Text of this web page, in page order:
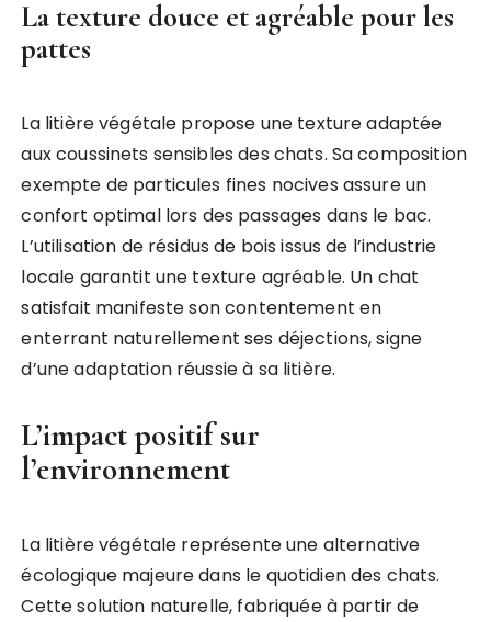
La texture douce et agréable pour les
pattes
La litière végétale propose une texture adaptée
aux coussinets sensibles des chats. Sa composition
exempte de particules fines nocives assure un
confort optimal lors des passages dans le bac.
L’utilisation de résidus de bois issus de l’industrie
locale garantit une texture agréable. Un chat
satisfait manifeste son contentement en
enterrant naturellement ses déjections, signe
d’une adaptation réussie à sa litière.
L’impact positif sur
l’environnement
La litière végétale représente une alternative
écologique majeure dans le quotidien des chats.
Cette solution naturelle, fabriquée à partir de